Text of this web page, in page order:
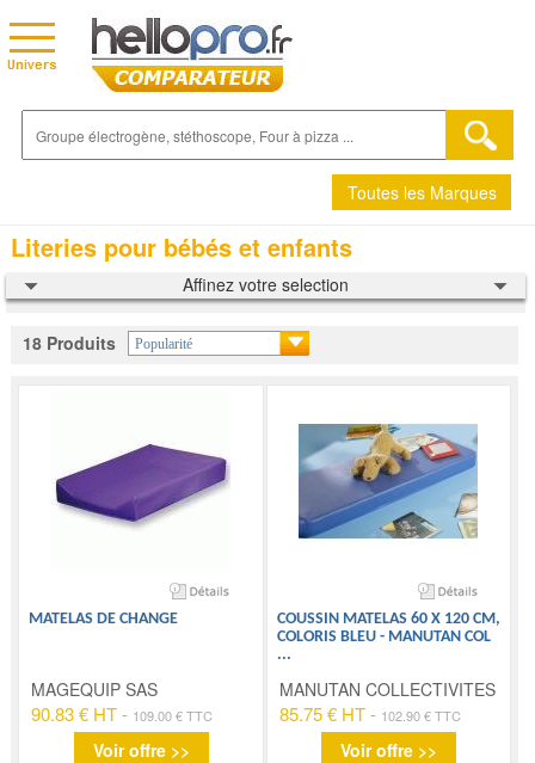
Toutes les Marques
Affinez votre selection
Literies pour bébés et enfants
18 Produits Popularité
MATELAS DE CHANGE
MAGEQUIP SAS
90.83 € HT - 109.00 € TTC
Voir offre >>
COUSSIN MATELAS 60 X 120 CM,
COLORIS BLEU - MANUTAN COL
...
MANUTAN COLLECTIVITES
85.75 € HT- 102.90 € TTC
Voir offre >>